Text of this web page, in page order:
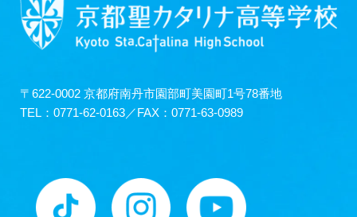
〒622-0002 京都府南丹市園部町美園町1号78番地
TEL：0771-62-0163／FAX：0771-63-0989